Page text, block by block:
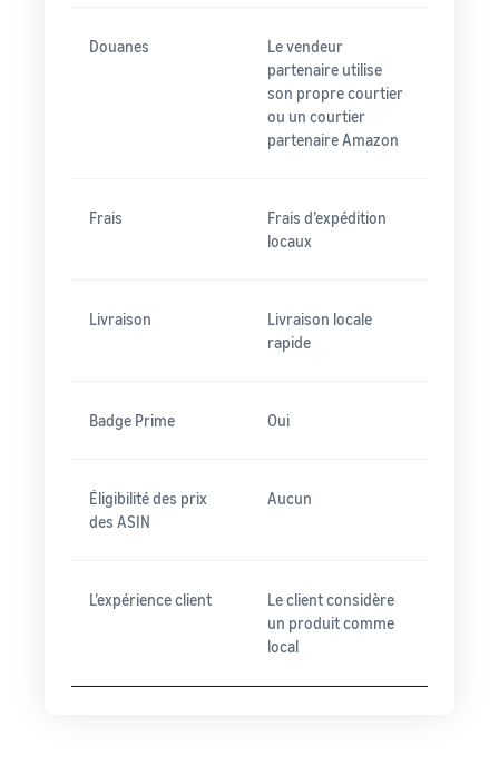
Douanes
Le vendeur
partenaire utilise
son propre courtier
ou un courtier
partenaire Amazon
Frais
Frais d’expédition
locaux
Livraison
Livraison locale
rapide
Badge Prime Oui
Éligibilité des prix
des ASIN
Aucun
L’expérience client
Le client considère
un produit comme
local